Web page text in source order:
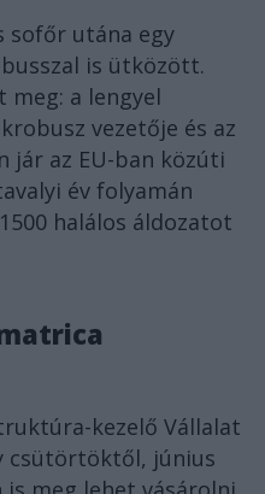
sofőr utána egy
is ütközött.
meg: a lengyel
vezetője és az
jár az EU-ban közúti
év folyamán
halálos áldozatot
kezelő Vállalat
csütörtöktől, június